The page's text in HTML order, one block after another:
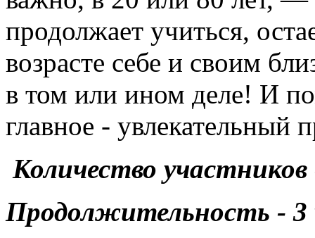
продолжает учиться,
возрасте себе и своим
в том или ином деле! И
главное - увлекательный
Количество участников
Продолжительность - 3